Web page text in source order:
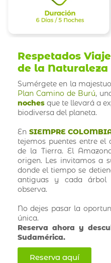
Respetados
de la Naturaleza
Sumérgete en la
Plan Camino de Burú,
noches que te llevará a
biodiversa del planeta.
En SIEMPRE
tejemos puentes entre
de la Tierra. El
origen. Les invitamos a
donde el tiempo se
antiguas y cada árbol
observa.
No dejes pasar la
única.
Reserva ahora y
Sudamérica.
Reserva aquí